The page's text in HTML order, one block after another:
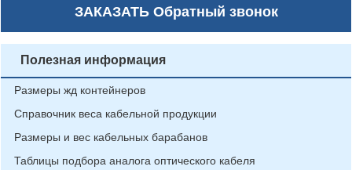
ЗАКАЗАТЬОбратный звонок
Полезная информация
Размеры жд контейнеров
Справочник веса кабельной продукции
Размеры и вес кабельных барабанов
Таблицы подбора аналога оптического кабеля